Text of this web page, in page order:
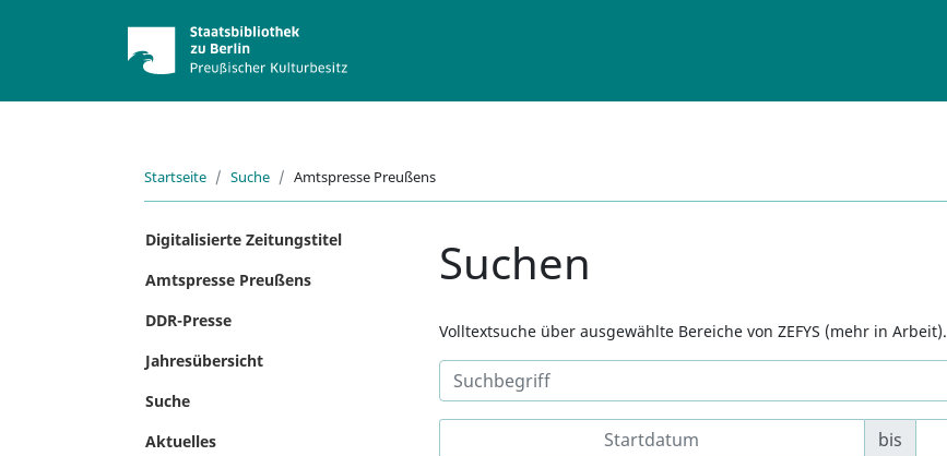
Startseite Suche Amtspresse Preußens
Digitalisierte Zeitungstitel
Amtspresse Preußens
DDR-Presse
Jahresübersicht
Suche
Aktuelles
Suchen
Volltextsuche über ausgewählte Bereiche von ZEFYS (mehr in Arbeit).
bis